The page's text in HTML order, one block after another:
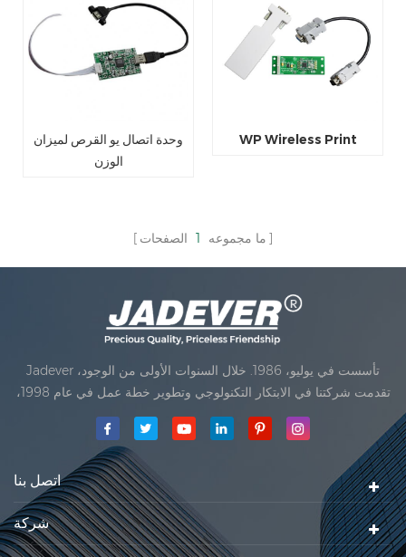
وحدة اتصال يو القرص لميزان
الوزن
WP Wireless Print
ما مجموعه 1 الصفحات
Jadever تأسست في يوليو، 1986. خلال السنوات الأولى من الوجود،
تقدمت شركتنا في الابتكار التكنولوجي وتطوير خطة عمل في عام 1998،
حققت شركتنا هدف الجودة الرئيسية، متى تلقت أول منتجاتنا موافقة من
مقياس المحدودةكان تأسيس تقع من
اتصل بنا
شركة